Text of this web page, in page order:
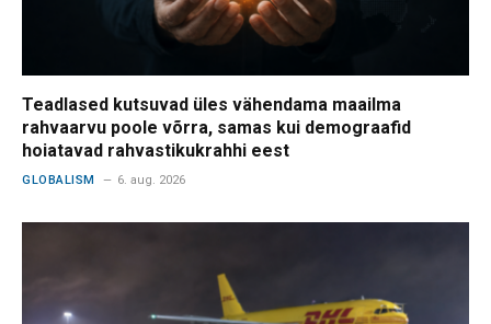
Teadlased kutsuvad üles vähendama maailma
rahvaarvu poole võrra, samas kui demograafid
hoiatavad rahvastikukrahhi eest
GLOBALISM 6. aug. 2026